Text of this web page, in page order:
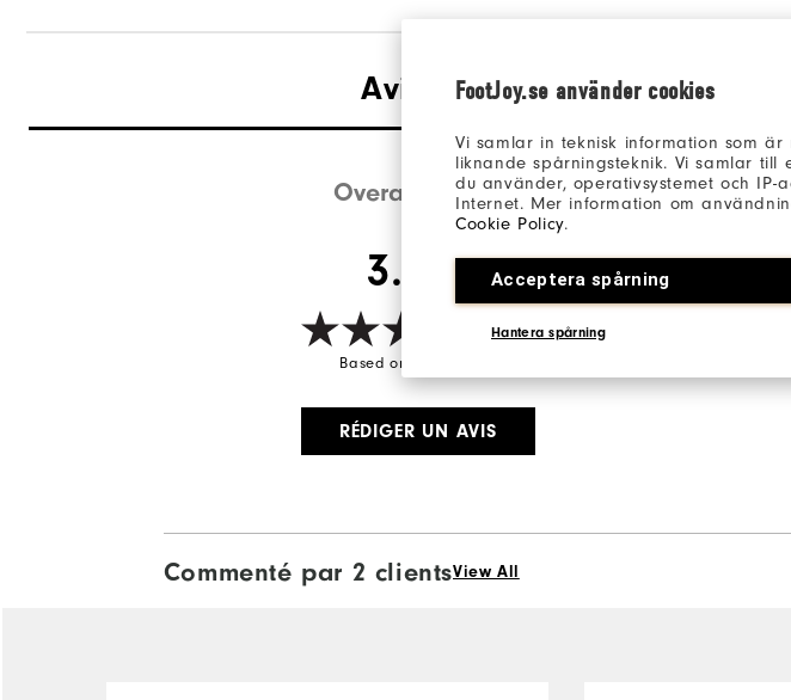
FootJoy.se använder cookies
Vi samlar in teknisk information som
liknande spårningsteknik. Vi samlar till
du använder, operativsystemet och
Internet. Mer information om
Cookie Policy.
Acceptera spårning
Hantera spårning
Avis (2)
Overall Rating
3.0/5
Based on 2 Review(s)
RÉDIGER UN AVIS
Commenté par 2 clientsView All